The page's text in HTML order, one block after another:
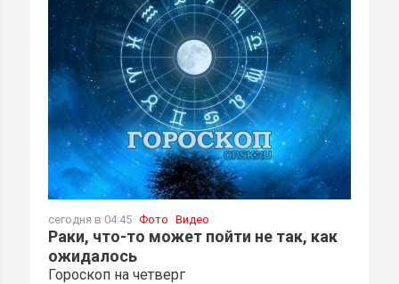
сегодня в 04:45 Фото Видео
Раки, что-то может пойти не так, как
ожидалось
Гороскоп на четверг